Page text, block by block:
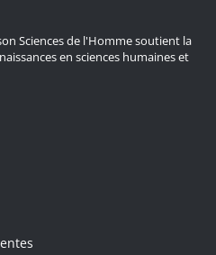
Sciences de l'Homme soutient la
en sciences humaines et